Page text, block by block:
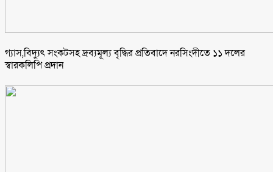
গ্যাস,বিদ্যুৎ সংকটসহ দ্রব্যমূল্য বৃদ্ধির প্রতিবাদে নরসিংদীতে ১১ দলের
স্বারকলিপি প্রদান